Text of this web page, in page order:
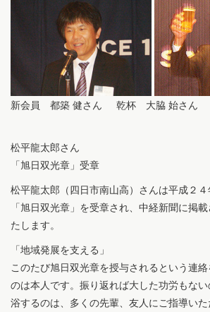
新会員 都築 健さん 乾杯 大脇 始さん
松平龍太郎さん
「旭日双光章」受章
松平龍太郎（四日市南山高）さんは平成２
「旭日双光章」を受章され、中経新聞に掲
たします。
「地域発展を支える」
このたび旭日双光章を授与されるという連
のは本人です。振り返れば大した功労もな
浴するのは、多くの先輩、友人にご指導い